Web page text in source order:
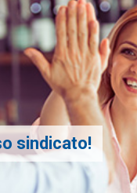
sindicato!